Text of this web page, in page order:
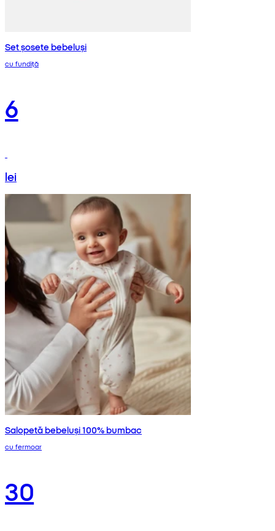
Set șosete bebeluși
cu fundiță
6
lei
Salopetă bebeluși 100% bumbac
cu fermoar
30